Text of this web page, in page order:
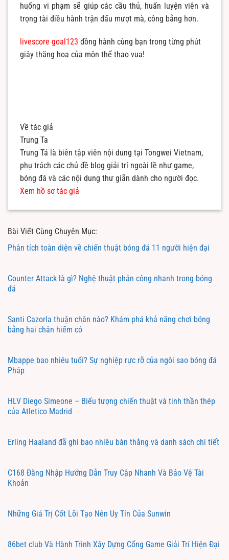
huống vi phạm sẽ giúp các cầu thủ, huấn luyện viên và
trọng tài điều hành trận đấu mượt mà, công bằng hơn.
livescore goal123 đồng hành cùng bạn trong từng phút
giây thăng hoa của môn thể thao vua!
Về tác giả
Trung Ta
Trung Tá là biên tập viên nội dung tại Tongwei Vietnam,
phụ trách các chủ đề blog giải trí ngoài lề như game,
bóng đá và các nội dung thư giãn dành cho người đọc.
Xem hồ sơ tác giả
Bài Viết Cùng Chuyên Mục:
Phân tích toàn diện về chiến thuật bóng đá 11 người hiện đại
Counter Attack là gì? Nghệ thuật phản công nhanh trong bóng
đá
Santi Cazorla thuận chân nào? Khám phá khả năng chơi bóng
bằng hai chân hiếm có
Mbappe bao nhiêu tuổi? Sự nghiệp rực rỡ của ngôi sao bóng đá
Pháp
HLV Diego Simeone – Biểu tượng chiến thuật và tinh thần thép
của Atletico Madrid
Erling Haaland đã ghi bao nhiêu bàn thắng và danh sách chi tiết
C168 Đăng Nhập Hướng Dẫn Truy Cập Nhanh Và Bảo Vệ Tài
Khoản
Những Giá Trị Cốt Lõi Tạo Nên Uy Tín Của Sunwin
86bet club Và Hành Trình Xây Dựng Cổng Game Giải Trí Hiện Đại